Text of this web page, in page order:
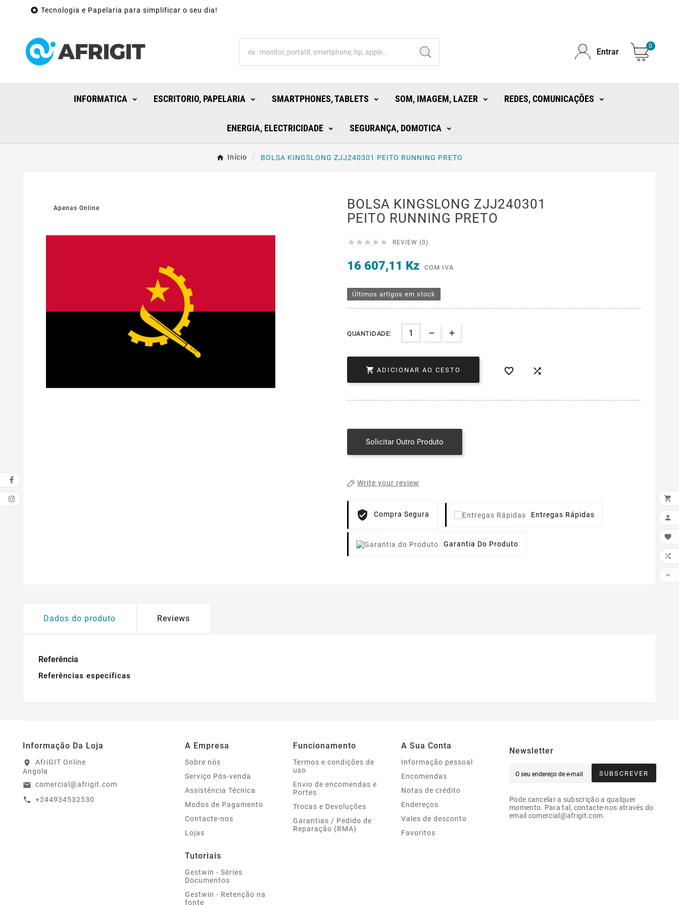
 Tecnologia e Papelaria para simplificar o seu dia!
Entrar
0
INFORMATICA ESCRITORIO, PAPELARIA SMARTPHONES, TABLETS SOM, IMAGEM, LAZER REDES, COMUNICAÇÕES
ENERGIA, ELECTRICIDADE SEGURANÇA, DOMOTICA
Início BOLSA KINGSLONG ZJJ240301 PEITO RUNNING PRETO
Apenas Online
BOLSA KINGSLONG ZJJ240301
PEITO RUNNING PRETO
     REVIEW (0)
16 607,11 Kz COM IVA
Últimos artigos em stock
QUANTIDADE:
 ADICIONAR AO CESTO  
Solicitar Outro Produto
Write your review
Compra Segura Entregas Rápidas
Garantia Do Produto
Dados do produto Reviews
Referência
Referências específicas
Informação Da Loja
location_on
AfriGIT Online
Angola
email comercial@afrigit.com
call +244934532530
A Empresa
Sobre nós
Serviço Pós-venda
Assistência Técnica
Modos de Pagamento
Contacte-nos
Lojas
Tutoriais
Gestwin - Séries
Documentos
Gestwin - Retenção na
fonte
Funcionamento
Termos e condições de
uso
Envio de encomendas e
Portes
Trocas e Devoluções
Garantias / Pedido de
Reparação (RMA)
A Sua Conta
Informação pessoal
Encomendas
Notas de crédito
Endereços
Vales de desconto
Favoritos
Newsletter
SUBSCREVER
Pode cancelar a subscrição a qualquer
momento. Para tal, contacte-nos através do
email comercial@afrigit.com.




